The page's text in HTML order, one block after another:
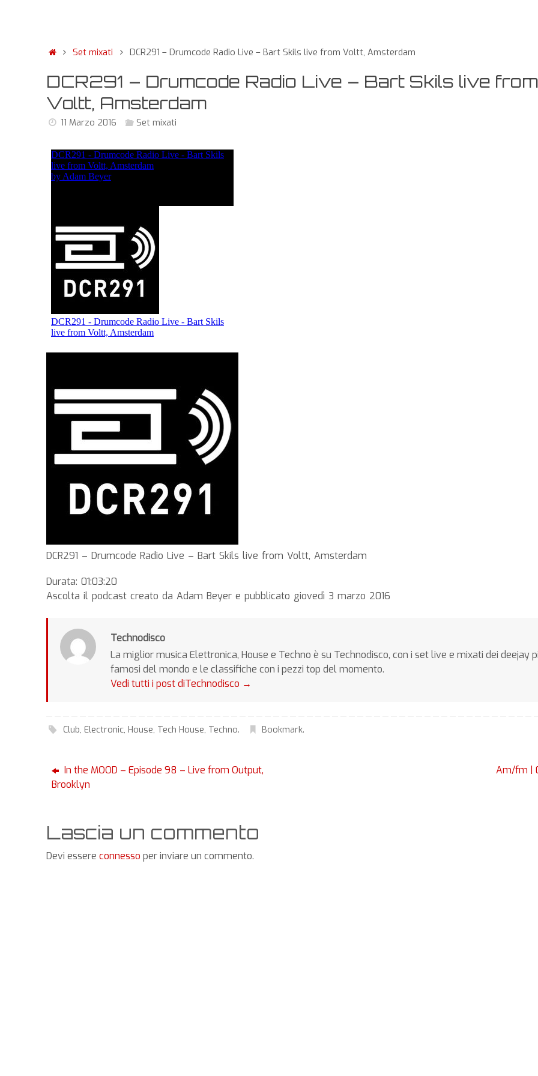
Set mixati DCR291 – Drumcode Radio Live – Bart Skils live from Voltt, Amsterdam
DCR291 – Drumcode Radio Live – Bart Skils live from
Voltt, Amsterdam
11 Marzo 2016 Set mixati
DCR291 – Drumcode Radio Live – Bart Skils live from Voltt, Amsterdam
Durata: 01:03:20
Ascolta il podcast creato da Adam Beyer e pubblicato giovedì 3 marzo 2016
Technodisco
La miglior musica Elettronica, House e Techno è su Technodisco, con i set live e mixati dei deejay
famosi del mondo e le classifiche con i pezzi top del momento.
Vedi tutti i post diTechnodisco →
Club,Electronic,House, Tech House, Techno. Bookmark.
In the MOOD – Episode 98 – Live from Output,
Brooklyn
Am/fm |
Lascia un commento
Devi essere connesso per inviare un commento.